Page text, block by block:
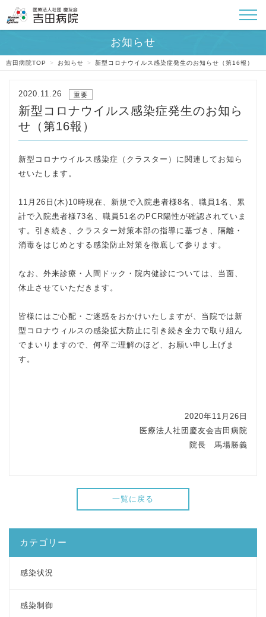
吉田病院TOP > お知らせ > 新型コロナウイルス感染症発生のお知らせ（第16報）
2020.11.26 重要
新型コロナウイルス感染症発生のお知ら
せ（第16報）
新型コロナウイルス感染症（クラスター）に関連してお知ら
せいたします。
11月26日(木)10時現在、新規で入院患者様8名、職員1名、累
計で入院患者様73名、職員51名のPCR陽性が確認されていま
す。引き続き、クラスター対策本部の指導に基づき、隔離・
消毒をはじめとする感染防止対策を徹底して参ります。
なお、外来診療・人間ドック・院内健診については、当面、
休止させていただきます。
皆様にはご心配・ご迷惑をおかけいたしますが、当院では新
型コロナウィルスの感染拡大防止に引き続き全力で取り組ん
でまいりますので、何卒ご理解のほど、お願い申し上げま
す。
2020年11月26日
医療法人社団慶友会吉田病院
院長 馬場勝義
一覧に戻る
カテゴリー
感染状況
感染制御